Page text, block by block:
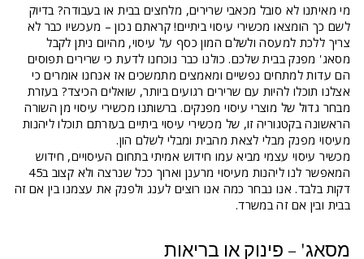
מי מאיתנו לא סובל מכאבי שרירים, מלחצים בבית או בעבודה? בדיוק
לשם כך הומצאו מכשירי עיסוי ביתיים! קראתם נכון – מעכשיו כבר לא
צריך ללכת למעסה ולשלם המון כסף על עיסוי, מהיום ניתן לקבל
מסאג' מפנק בבית שלכם. כולנו כבר נוכחנו לדעת כי שרירים תפוסים
הם עדות למתחים נפשיים ומאמצים מתמשכים אז אנחנו אומרים כי
אצלנו תוכלו להיות עם שרירים רגועים ביותר, שואלים הכיצד? בעזרת
מבחר גדול של מוצרי עיסוי מפנקים. ברשותנו מכשירי עיסוי מן השורה
הראשונה בקטגוריה זו, של מכשירי עיסוי ביתיים בעזרתם תוכלו ליהנות
מעיסוי מפנק מבלי לצאת מהבית ומבלי לשלם הון.
מכשיר עיסוי עצמי מביא עמו חידוש אמיתי בתחום העיסויים, חידוש
המאפשר לנו ליהנות מעיסוי מרענן וארוך ככל שנרצה ולא קצוב ב45
דקות בלבד. אנו נבחר כמה אנו רוצים לענג ולפנק את עצמנו בין אם זה
בבית ובין אם זה במשרד.
מסאג' – פינוק או בריאות